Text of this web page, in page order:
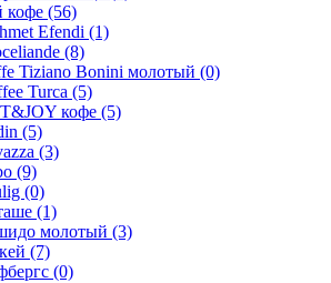
кофе (56)
Efendi (1)
(8)
Tiziano Bonini молотый (0)
Turca (5)
кофе (5)
(5)
(3)
(9)
(0)
(1)
молотый (3)
(7)
(0)